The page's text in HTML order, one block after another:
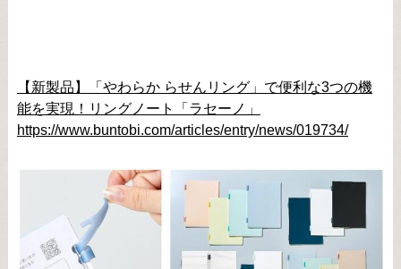
【新製品】「やわらか らせんリング」で便利な3つの機
能を実現！リングノート「ラセーノ」
https://www.buntobi.com/articles/entry/news/019734/